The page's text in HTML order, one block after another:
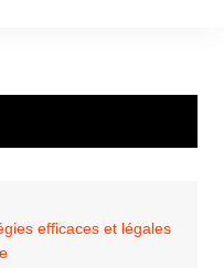
efficaces et légales